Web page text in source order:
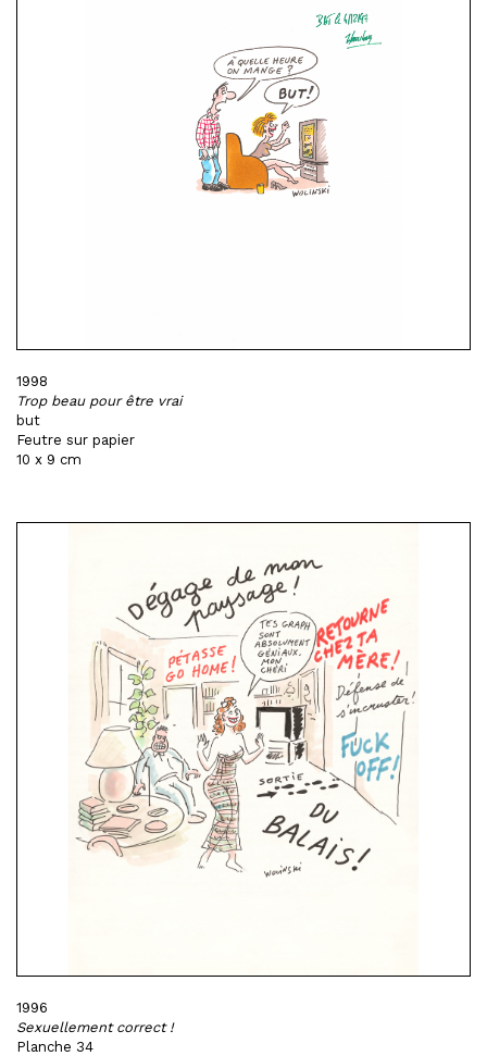
1998
Trop beau pour être vrai
but
Feutre sur papier
10 x 9 cm
1996
Sexuellement correct !
Planche 34